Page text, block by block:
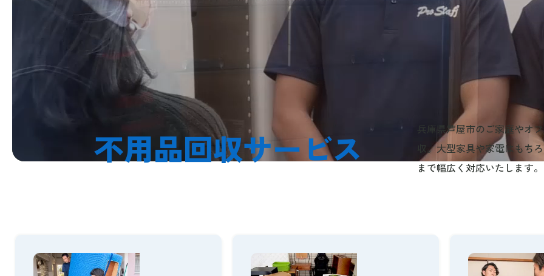
不用品回収サービス
兵庫県芦屋市のご家庭やオ
収。大型家具や家電はもち
まで幅広く対応いたします。